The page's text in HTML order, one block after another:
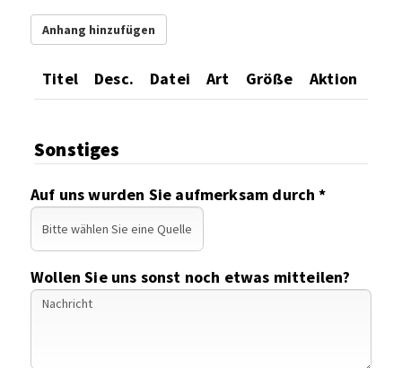
Anhang hinzufügen
Titel Desc. Datei Art Größe Aktion
Sonstiges
Auf uns wurden Sie aufmerksam durch *
Wollen Sie uns sonst noch etwas mitteilen?